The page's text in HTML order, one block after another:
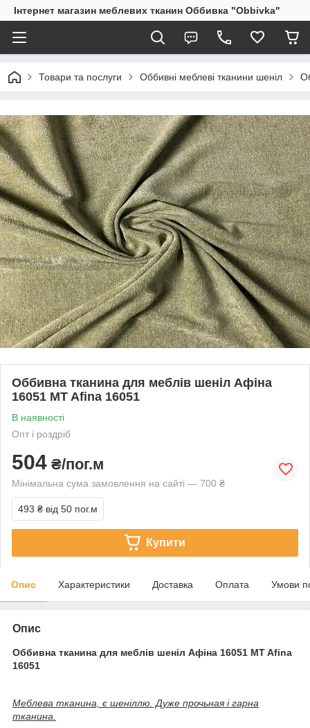
Інтернет магазин меблевих тканин Оббивка "Obbivka"
Товари та послуги Оббивні меблеві тканини шеніл
Оббивна тканина для меблів шеніл Афіна
16051 MT Afina 16051
В наявності
Опт і роздріб
504 ₴/пог.м
Мінімальна сума замовлення на сайті — 700 ₴
493 ₴ від 50 пог.м
Купити
Опис Характеристики Доставка Оплата Умови
Опис
Оббивна тканина для меблів шеніл Афіна 16051 MT Afina
16051
Меблева тканина, є шеніллю. Дуже прочьная і гарна
тканина.